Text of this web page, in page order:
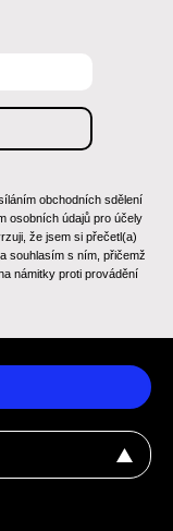
obchodních sdělení
osobních údajů pro účely
že jsem si přečetl(a)
a souhlasím s ním, přičemž
námitky proti provádění